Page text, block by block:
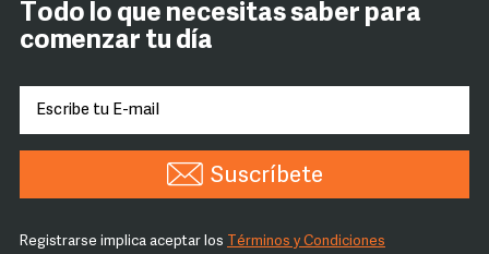
Todo lo que necesitas saber para
comenzar tu día
Suscríbete
Registrarse implica aceptar los Términos y Condiciones